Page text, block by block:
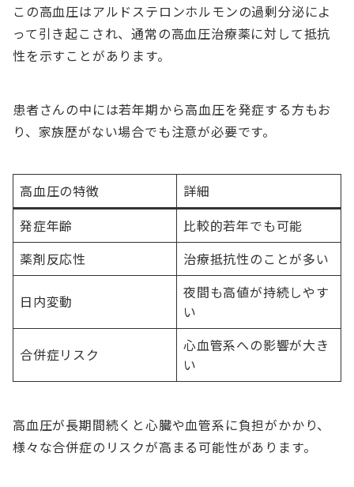
この高血圧はアルドステロンホルモンの過剰分泌によ
って引き起こされ、通常の高血圧治療薬に対して抵抗
性を示すことがあります。
患者さんの中には若年期から高血圧を発症する方もお
り、家族歴がない場合でも注意が必要です。
高血圧の特徴
詳細
発症年齢
比較的若年でも可能
薬剤反応性
治療抵抗性のことが多い
日内変動
夜間も高値が持続しやす
い
合併症リスク
心血管系への影響が大き
い
高血圧が長期間続くと心臓や血管系に負担がかかり、
様々な合併症のリスクが高まる可能性があります。